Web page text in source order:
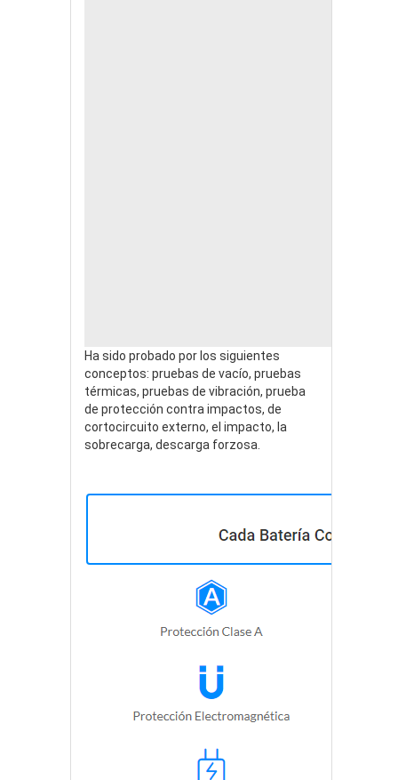
Ha sido probado por los siguientes
conceptos: pruebas de vacío, pruebas
térmicas, pruebas de vibración, prueba
de protección contra impactos, de
cortocircuito externo, el impacto, la
sobrecarga, descarga forzosa.